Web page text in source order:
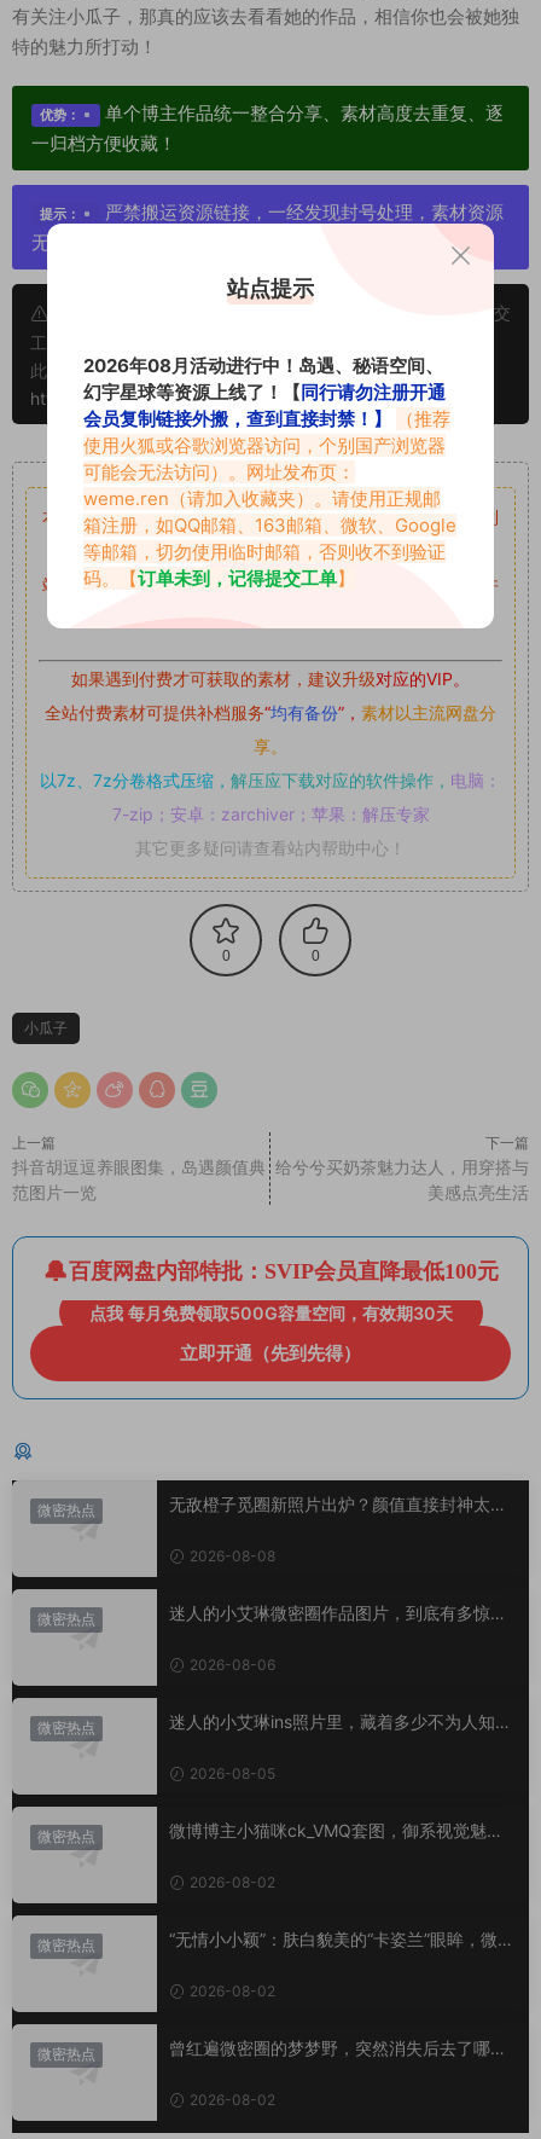
有关注小瓜子，那真的应该去看看她的作品，相信你也会被她独
特的魅力所打动！
优势：
单个博主作品统一整合分享、素材高度去重复、逐
一归档方便收藏！
提示：
严禁搬运资源链接，一经发现封号处理，素材资源
无露点、需求请绕道，关闭本站网页！
申明：本文资源均来源网友分享，若侵犯了您的权限可以提交
工单处理。
此外本文章皆属于原创文章，转载请注明出处！原文链接：
https://www.vmiba.com/17400.html
重要声明
本站资源均来自网络分享，如有侵犯你的权益请私信留言
收到
留言后，我们会第一时间进行审核后删除。
站内资源为网友个人学习或测试研究使用，未经原版权作者许
如果遇到付费才可获取的素材，建议升级对应的VIP。
全站付费素材可提供补档服务“均有备份”， 素材以主流网盘分
享。
以7z、7z分卷格式压缩， 解压应下载对应的软件操作， 电脑：
7-zip；安卓：zarchiver；苹果：解压专家
其它更多疑问请查看站内帮助中心！
0 0
小瓜子
上一篇
抖音胡逗逗养眼图集，岛遇颜值典
范图片一览
下一篇
给兮兮买奶茶魅力达人，用穿搭与
美感点亮生活
百度网盘内部特批：SVIP会员直降最低100元
点我 每月免费领取500G容量空间，有效期30天
立即开通（先到先得）
微密热点
无敌橙子觅圈新照片出炉？颜值直接封神太惊
2026-08-08
微密热点
迷人的小艾琳微密圈作品图片，到底有多惊
2026-08-06
微密热点
迷人的小艾琳ins照片里，藏着多少不为人知的
2026-08-05
微密热点
微博博主小猫咪ck_VMQ套图，御系视觉魅力
2026-08-02
微密热点
“无情小小颖”：肤白貌美的“卡姿兰”眼眸，微密
2026-08-02
微密热点
曾红遍微密圈的梦梦野，突然消失后去了哪
2026-08-02
站点提示
2026年08月活动进行中！岛遇、秘语空间、
幻宇星球等资源上线了！【同行请勿注册开通
会员复制链接外搬，查到直接封禁！】
（推荐
使用火狐或谷歌浏览器访问，个别国产浏览器
可能会无法访问）。网址发布页：
weme.ren （请加入收藏夹）。请使用正规邮
箱注册，如QQ邮箱、163邮箱、微软、Google
等邮箱，切勿使用临时邮箱，否则收不到验证
码。【订单未到，记得提交工单】